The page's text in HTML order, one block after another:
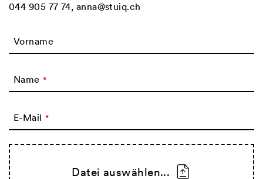
044 905 77 74, anna@stuiq.ch
Vorname
Name *
E-Mail *
Datei auswählen...